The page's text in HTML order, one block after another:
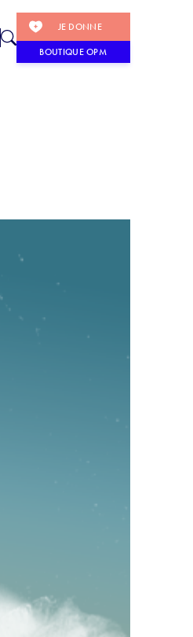
JE DONNE
BOUTIQUE OPM